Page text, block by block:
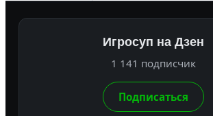
Игросуп на Дзен
1 141 подписчик
Подписаться